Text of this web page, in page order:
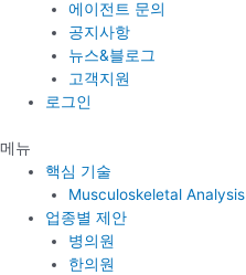
에이전트 문의
공지사항
뉴스&블로그
고객지원
로그인
메뉴
핵심 기술
Musculoskeletal Analysis
업종별 제안
병의원
한의원